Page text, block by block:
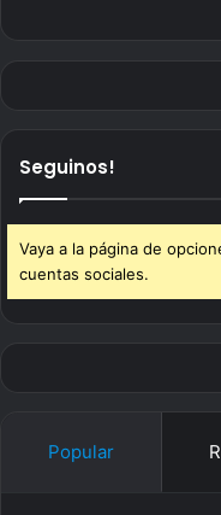
Seguinos!
Vaya a la página de
cuentas sociales.
Popular